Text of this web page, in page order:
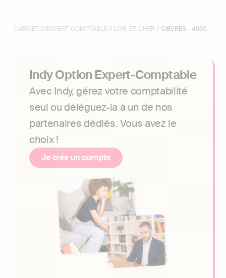
CABINET D'EXPERT-COMPTABLE / LOIR-ET-CHER / GIEVRES - 41130
Indy Option Expert-Comptable
Avec Indy, gérez votre comptabilité
seul ou déléguez-la à un de nos
partenaires dédiés. Vous avez le
choix !
Je crée un compte